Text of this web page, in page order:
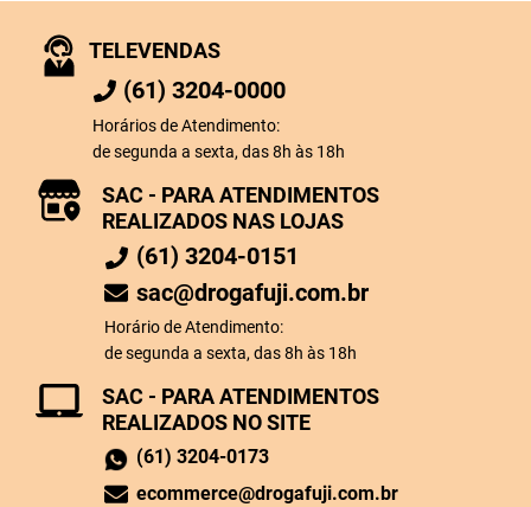
TELEVENDAS
(61) 3204-0000
Horários de Atendimento:
de segunda a sexta, das 8h às 18h
SAC - PARA ATENDIMENTOS
REALIZADOS NO SITE
(61) 3204-0173
ecommerce@drogafuji.com.br
SAC - PARA ATENDIMENTOS
REALIZADOS NAS LOJAS
(61) 3204-0151
sac@drogafuji.com.br
Horário de Atendimento:
de segunda a sexta, das 8h às 18h